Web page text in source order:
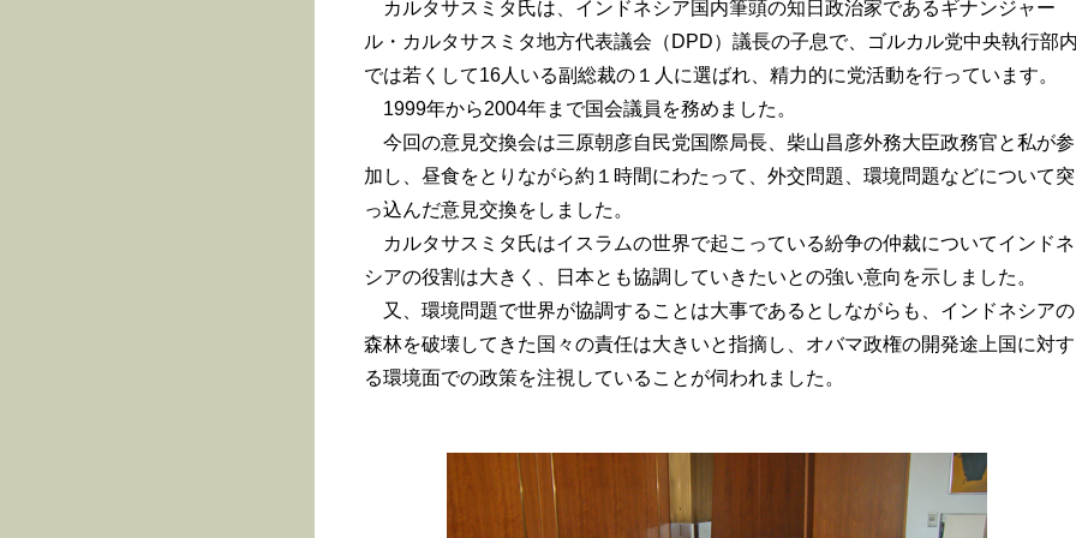
カルタサスミタ氏は、インドネシア国内筆頭の知日政治家であるギナンジャー
ル・カルタサスミタ地方代表議会（DPD）議長の子息で、ゴルカル党中央執行部
では若くして16人いる副総裁の１人に選ばれ、精力的に党活動を行っています。
1999年から2004年まで国会議員を務めました。
今回の意見交換会は三原朝彦自民党国際局長、柴山昌彦外務大臣政務官と私が参
加し、昼食をとりながら約１時間にわたって、外交問題、環境問題などについて突
っ込んだ意見交換をしました。
カルタサスミタ氏はイスラムの世界で起こっている紛争の仲裁についてインドネ
シアの役割は大きく、日本とも協調していきたいとの強い意向を示しました。
又、環境問題で世界が協調することは大事であるとしながらも、インドネシアの
森林を破壊してきた国々の責任は大きいと指摘し、オバマ政権の開発途上国に対す
る環境面での政策を注視していることが伺われました。